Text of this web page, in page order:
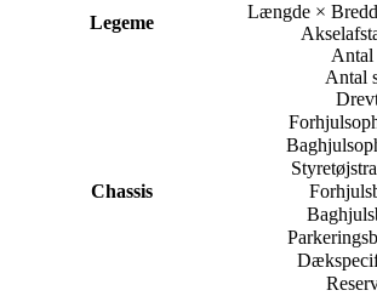
Legeme
Længde ×
Antal
Antal
Chassis